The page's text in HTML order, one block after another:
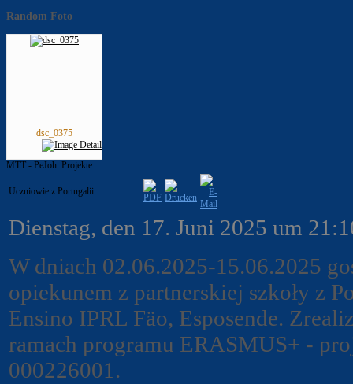
Random Foto
dsc_0375
MTT - PeJoh: Projekte
Uczniowie z Portugalii
Dienstag, den 17. Juni 2025 um
W dniach 02.06.2025-15.06.2025
opiekunem z partnerskiej szkoły z
Ensino IPRL Fäo, Esposende.
ramach programu ERASMUS+ -
000226001.